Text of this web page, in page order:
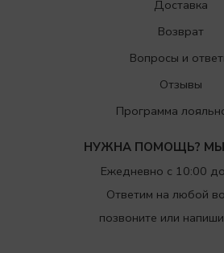
Доставка
Возврат
Вопросы и
Отзывы
Программа
НУЖНА ПОМОЩЬ?
Ежедневно с 10:00
Ответим на любой
позвоните или